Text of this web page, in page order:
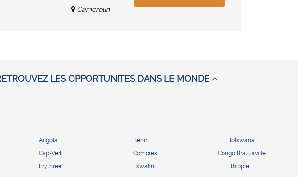
Cameroun
LES OPPORTUNITES DANS LE MONDE
Angola Bénin Botswana
Cap-Vert Comores Congo Brazzaville
Érythrée Eswatini Éthiopie